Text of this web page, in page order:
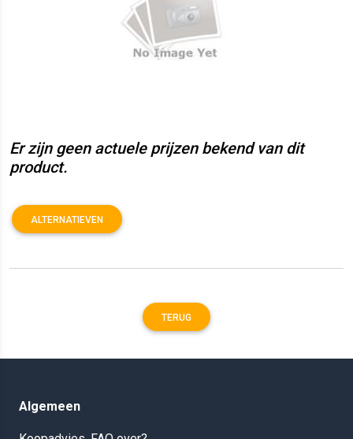
Er zijn geen actuele prijzen bekend van dit
product.
ALTERNATIEVEN
TERUG
Algemeen